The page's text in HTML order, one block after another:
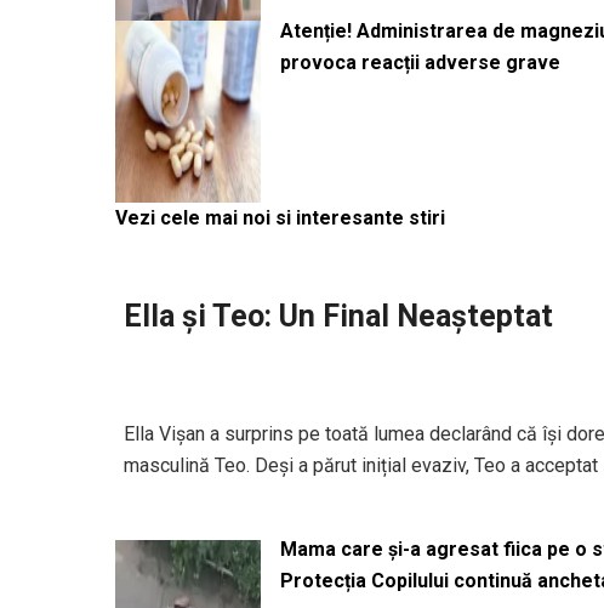
Atenție! Administrarea de
provoca reacții adverse grave
Vezi cele mai noi si interesante stiri
Ella și Teo: Un Final Neașteptat
Ella Vișan a surprins pe toată lumea declarând că își
masculină Teo. Deși a părut inițial evaziv, Teo a
Mama care și-a agresat fiica pe o
Protecția Copilului continuă